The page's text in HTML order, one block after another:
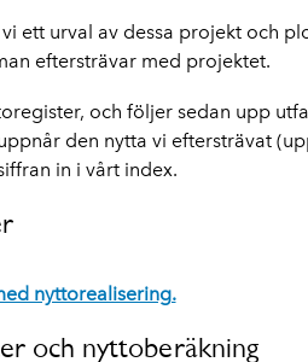
ett urval av dessa projekt och
eftersträvar med projektet.
och följer sedan upp
den nytta vi eftersträvat
in i vårt index.
nyttorealisering.
och nyttoberäkning